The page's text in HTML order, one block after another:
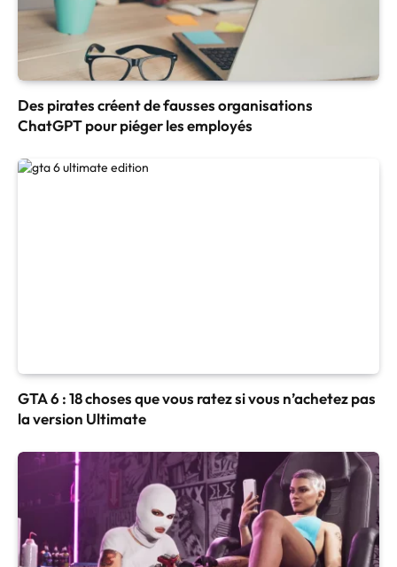
Des pirates créent de fausses organisations
ChatGPT pour piéger les employés
GTA 6 : 18 choses que vous ratez si vous n’achetez pas
la version Ultimate